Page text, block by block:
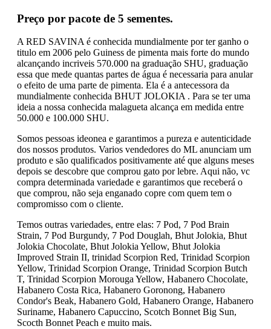
Preço por pacote de 5 sementes.
A RED SAVINA é conhecida mundialmente por ter ganho o
titulo em 2006 pelo Guiness de pimenta mais forte do mundo
alcançando incriveis 570.000 na graduação SHU, graduação
essa que mede quantas partes de água é necessaria para anular
o efeito de uma parte de pimenta. Ela é a antecessora da
mundialmente conhecida BHUT JOLOKIA . Para se ter uma
ideia a nossa conhecida malagueta alcança em medida entre
50.000 e 100.000 SHU.
Somos pessoas ideonea e garantimos a pureza e autenticidade
dos nossos produtos. Varios vendedores do ML anunciam um
produto e são qualificados positivamente até que alguns meses
depois se descobre que comprou gato por lebre. Aqui não, vc
compra determinada variedade e garantimos que receberá o
que comprou, não seja enganado copre com quem tem o
compromisso com o cliente.
Temos outras variedades, entre elas: 7 Pod, 7 Pod Brain
Strain, 7 Pod Burgundy, 7 Pod Douglah, Bhut Jolokia, Bhut
Jolokia Chocolate, Bhut Jolokia Yellow, Bhut Jolokia
Improved Strain II, trinidad Scorpion Red, Trinidad Scorpion
Yellow, Trinidad Scorpion Orange, Trinidad Scorpion Butch
T, Trinidad Scorpion Morouga Yellow, Habanero Chocolate,
Habanero Costa Rica, Habanero Goronong, Habanero
Condor's Beak, Habanero Gold, Habanero Orange, Habanero
Suriname, Habanero Capuccino, Scotch Bonnet Big Sun,
Scocth Bonnet Peach e muito mais.